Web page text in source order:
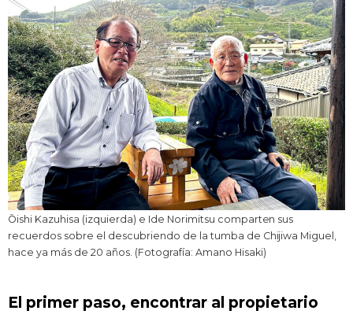
Ōishi Kazuhisa (izquierda) e Ide Norimitsu comparten sus
recuerdos sobre el descubriendo de la tumba de Chijiwa Miguel,
hace ya más de 20 años. (Fotografía: Amano Hisaki)
El primer paso, encontrar al propietario